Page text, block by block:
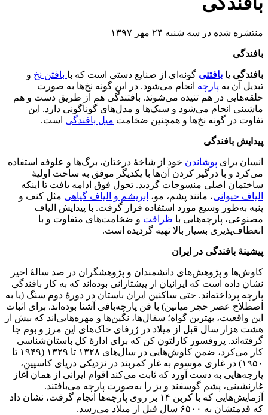
منتشره شده در سه شنبه ۲۴ مهر ۱۳۹۷
بافندگی
بافندگی یا بافتنی گونه‌ای از صنایع دستی است که با بافتن نخ و
تبدیل آن به پارچه انجام می‌شود. در این گونه نخ‌ها به صورت
حلقه‌هایی در هم تنیده می‌شوند. بافتندگی هم از طریق دست و هم
ماشینی انجام می‌شود و سبک‌ها و مدل‌های گوناگونی دارد. این
تفاوت در گونه نخ‌ها و همچنین ضخامت میل بافندگی است.
پیدایش بافندگی
انسان برای پوشاندن خود از شاخهٔ درختان، برگ‌ها و علوفه استفاده
می‌کرد و با درگیر کردن آن‌ها با یکدیگر موفق به ساخت اولیهٔ
ساختمان اصلی منسوجات گردید. تحول فوق ادامه یافت تا اینکه
الیاف حیوانی، مانند پشم، مو، ابریشم و الیاف گیاهی مثل کنف و
پنبه به‌طور وسیع مورد استفاده قرار گرفت. با پیدایش الیاف
مصنوعی، پارچه‌هایی با ظرافت و ضخامت‌های متفاوت و با
انعطاف‌پذیری بسیار بالا تهیه گردیده است.
پیشینهٔ بافندگی در ایران
کاوش‌ها و پژوهش‌های دانشمندان و پژوهشگران در صد سالهٔ اخیر
نشان داده است که ایرانیان از پیشتازانی بوده‌اند که به کار بافندگی
پارچه پرداخته‌اند. حتی ساکنین ایران باستان در دورهٔ دوم سنگ (یا به
اصطلاح عصر حجر میانین) با فن پارچه‌بافی آشنا بوده‌اند. برای اثبات
این واقعیت، بهترین گواه؛ سفال‌ها، نگین‌ها و مهره‌هایی‌اند که بیش از
هشت هزار سال قبل از میلاد در ژرفای خاک‌های این مرز و بوم جا
گرفته‌اند. پروفسور کارلتون کن که برای ادارهٔ کل باستان‌شناسی
کار می‌کرد، ضمن کاوش‌هایی در سال‌های ۱۳۲۸ تا ۱۳۲۹ (۱۹۴۹ تا
۱۹۵۰) در غاری موسوم به غار کمربند در نزدیکی دریای کاسپین،
پارچه‌هایی به دست آورد که ثابت می‌کند اقوام ایرانی از همان آغاز
غارنشینی، پشم گوسفند و بز را به‌صورت پارچه می‌بافتند.
آزمایش‌هایی که با کربن ۱۴ بر روی پارچه‌ها انجام گرفت، نشان داد
که قدمتشان به ۶۵۰۰ سال قبل از میلاد می‌رسد.